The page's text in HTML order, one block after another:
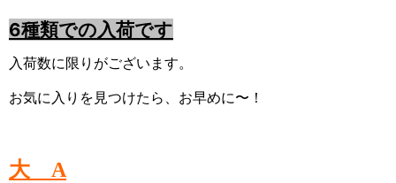
6種類での入荷です
入荷数に限りがございます。
お気に入りを見つけたら、お早めに〜！
大 A